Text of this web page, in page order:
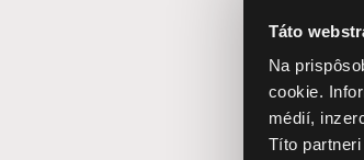
Táto
Na
cookie.
médií,
Títo